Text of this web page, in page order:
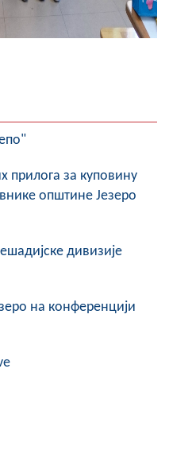
за куповину
општине Језеро
дивизије
на конференцији